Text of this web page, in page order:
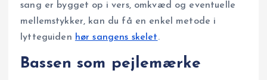
sang er bygget op i vers, omkvæd og eventuelle
mellemstykker, kan du få en enkel metode i
lytteguiden hør sangens skelet.
Bassen som pejlemærke